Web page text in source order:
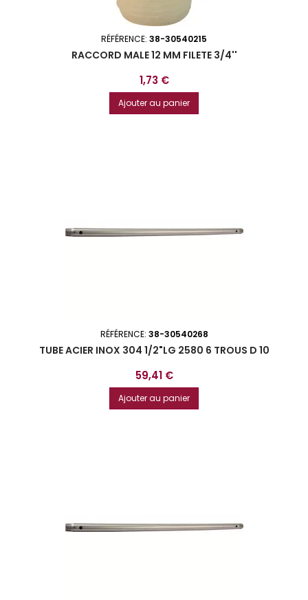
RÉFÉRENCE: 38-30540215
RACCORD MALE 12 MM FILETE 3/4''
Prix
1,73 €
Ajouter au panier
RÉFÉRENCE: 38-30540268
TUBE ACIER INOX 304 1/2"LG 2580 6 TROUS D 10
Prix
59,41 €
Ajouter au panier